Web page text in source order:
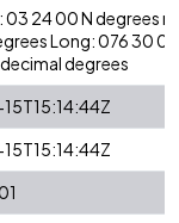
03 24 00 N degrees
Long: 076 30
degrees